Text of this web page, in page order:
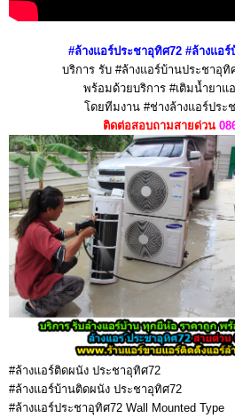
#ล้างแอร์ประชาอุทิศ72#ล้างแอร์
บริการ รับ #ล้างแอร์บ้านประชาอุ
พร้อมด้วยบริการ #เติมน้ำยาแ
โดยทีมงาน #ช่างล้างแอร์ประ
ติดต่อสอบถามสายด่วน
#ล้างแอร์ติดผนัง ประชาอุทิศ72
#ล้างแอร์บ้านติดผนัง ประชาอุทิศ72
#ล้างแอร์ประชาอุทิศ72 Wall Mounted Type